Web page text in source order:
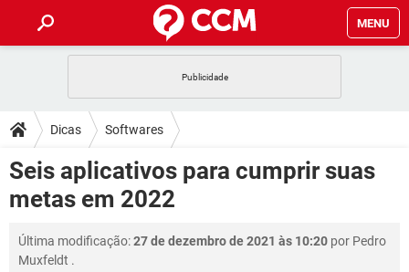
MENU
CELULAR
OUTLOOK EXCEL
INSTAGRAM
DICAS
JOGOS
CELULAR FACEBOOK
INSTAGRAM GMAIL
DOWNLOADS
JOGOS
OUTLOOK
FÓRUM
JOGOS WHATSAPP
GLOSSÁRIO
Dicas Softwares
Seis aplicativos para cumprir suas
metas em 2022
Última modificação:27 de dezembro de 2021 às 10:20 por Pedro
Muxfeldt .